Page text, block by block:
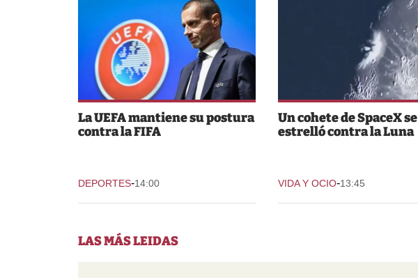
La UEFA mantiene su postura
contra la FIFA
DEPORTES-14:00
Un cohete de SpaceX se
estrelló contra la Luna
VIDA Y OCIO-13:45
LAS MÁS LEIDAS